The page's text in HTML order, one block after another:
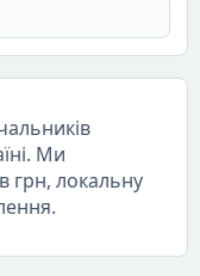
Ми
грн, локальну